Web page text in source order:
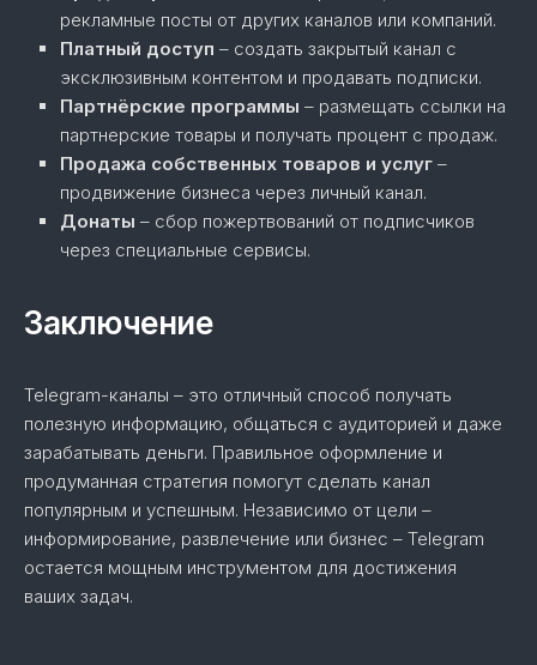
рекламные посты от других каналов или компаний.
Платный доступ – создать закрытый канал с
эксклюзивным контентом и продавать подписки.
Партнёрские программы – размещать ссылки на
партнерские товары и получать процент с продаж.
Продажа собственных товаров и услуг –
продвижение бизнеса через личный канал.
Донаты – сбор пожертвований от подписчиков
через специальные сервисы.
Заключение
Telegram-каналы – это отличный способ получать
полезную информацию, общаться с аудиторией и даже
зарабатывать деньги. Правильное оформление и
продуманная стратегия помогут сделать канал
популярным и успешным. Независимо от цели –
информирование, развлечение или бизнес – Telegram
остается мощным инструментом для достижения
ваших задач.